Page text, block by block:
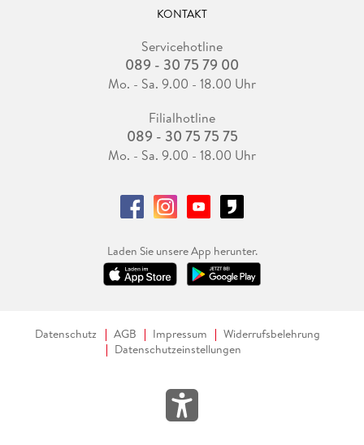
KONTAKT
Servicehotline
089 - 30 75 79 00
Mo. - Sa. 9.00 - 18.00 Uhr
Filialhotline
089 - 30 75 75 75
Mo. - Sa. 9.00 - 18.00 Uhr
Laden Sie unsere App herunter.
Datenschutz AGB Impressum
Widerrufsbelehrung
Datenschutzeinstellungen